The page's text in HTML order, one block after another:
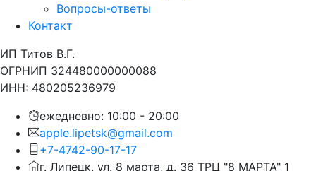
Вопросы-ответы
Контакт
ИП Титов В.Г.
ОГРНИП 324480000000088
ИНН: 480205236979
ежедневно: 10:00 - 20:00
apple.lipetsk@gmail.com
+7-4742-90-17-17
г. Липецк, ул. 8 марта, д. 36 ТРЦ "8 МАРТА" 1